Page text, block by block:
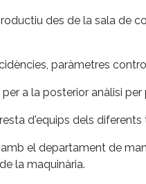
des de la sala de
paràmetres
a la posterior anàlisi
d'equips dels
el departament de
la maquinària.